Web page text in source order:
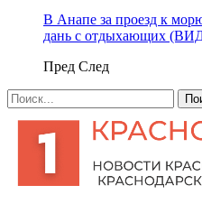
В Анапе за проезд к
дань с отдыхающих
Пред След